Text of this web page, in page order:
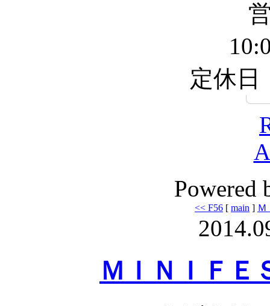
定休日
Powered
<< F56 [ main ] Ｍ
ＭＩＮＩＦ